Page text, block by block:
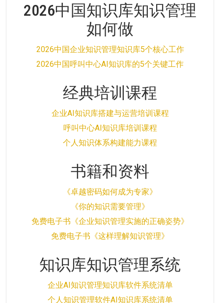
2026中国知识库知识管理
如何做
2026中国企业知识管理知识库5个核心工作
2026中国呼叫中心AI知识库的5个关键工作
经典培训课程
企业AI知识库搭建与运营培训课程
呼叫中心AI知识库培训课程
个人知识体系构建能力课程
书籍和资料
《卓越密码如何成为专家》
《你的知识需要管理》
免费电子书《企业知识管理实施的正确姿势》
免费电子书《这样理解知识管理》
知识库知识管理系统
企业AI知识管理知识库软件系统清单
个人知识管理软件AI知识库系统清单